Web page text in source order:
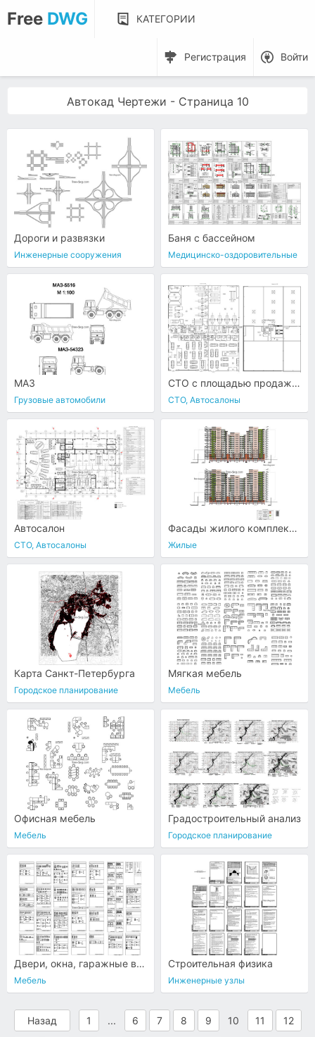
Free DWG КАТЕГОРИИ
Регистрация Войти
Автокад Чертежи - Страница 10
Дороги и развязки
Инженерные сооружения
Баня с бассейном
Медицинско-оздоровительные
МАЗ
Грузовые автомобили
СТО с площадью продажи автомобилей
СТО, Автосалоны
Автосалон
СТО, Автосалоны
Фасады жилого комплекса 4
Жилые
Карта Санкт-Петербурга
Городское планирование
Мягкая мебель
Мебель
Офисная мебель
Мебель
Градостроительный анализ
Городское планирование
Двери, окна, гаражные ворота
Мебель
Строительная физика
Инженерные узлы
Назад 1 ... 6 7 8 9 10 11 12